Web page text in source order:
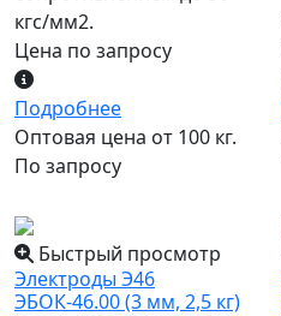
кгс/мм2.
Цена по запросу
Подробнее
Оптовая цена от 100 кг.
По запросу
Быстрый просмотр
Электроды Э46
ЭБОК-46.00 (3 мм, 2,5 кг)